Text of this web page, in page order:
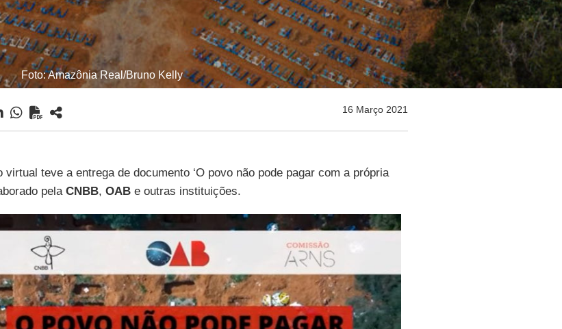
Foto: Amazônia Real/Bruno Kelly
16 Março 2021
virtual teve a entrega de documento ‘O povo não pode pagar com a própria
pela CNBB, OABe outras instituições.